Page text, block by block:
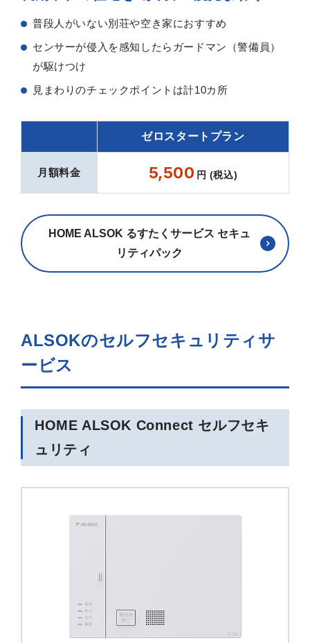
普段人がいない別荘や空き家におすすめ
センサーが侵入を感知したらガードマン（警備員）
が駆けつけ
見まわりのチェックポイントは計10カ所
ゼロスタートプラン
月額料金 5,500 円 (税込)
HOME ALSOK るすたくサービス セキュ
リティパック
ALSOKのセルフセキュリティサ
ービス
HOME ALSOK Connect セルフセキ
ュリティ